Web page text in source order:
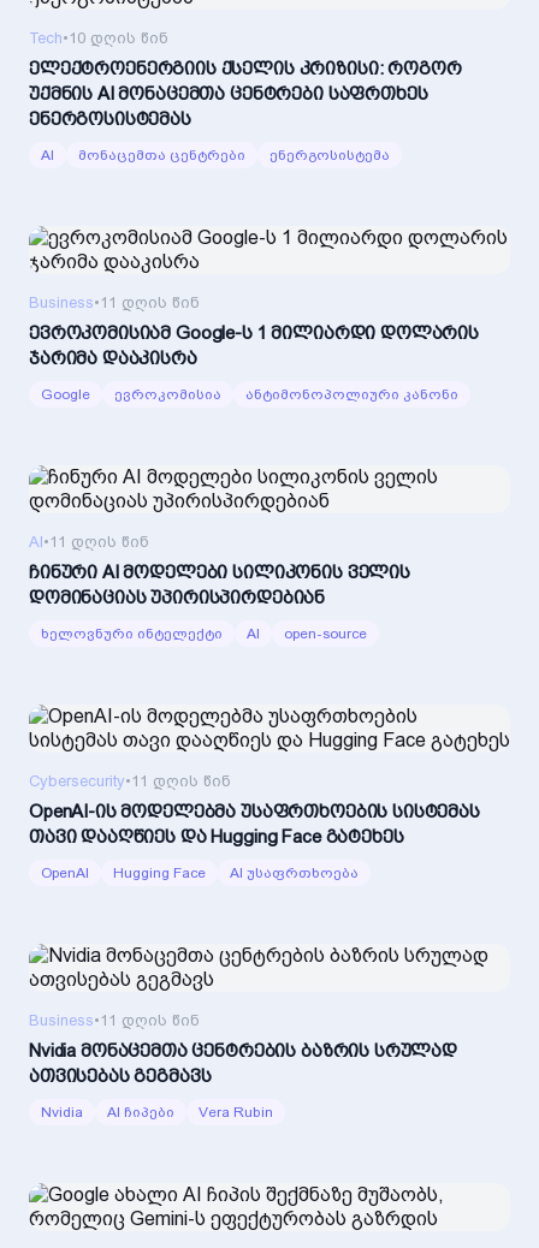
Tech•10 დღის წინ
ელექტროენერგიის ქსელის კრიზისი: როგორ
უქმნის AI მონაცემთა ცენტრები საფრთხეს
ენერგოსისტემას
AI მონაცემთა ცენტრები ენერგოსისტემა
Business•11 დღის წინ
ევროკომისიამ Google-ს 1 მილიარდი დოლარის
ჯარიმა დააკისრა
Google ევროკომისია ანტიმონოპოლიური კანონი
AI•11 დღის წინ
ჩინური AI მოდელები სილიკონის ველის
დომინაციას უპირისპირდებიან
ხელოვნური ინტელექტი AI open-source
Cybersecurity•11 დღის წინ
OpenAI-ის მოდელებმა უსაფრთხოების სისტემას
თავი დააღწიეს და Hugging Face გატეხეს
OpenAI Hugging Face AI უსაფრთხოება
Business•11 დღის წინ
Nvidia მონაცემთა ცენტრების ბაზრის სრულად
ათვისებას გეგმავს
Nvidia AI ჩიპები Vera Rubin